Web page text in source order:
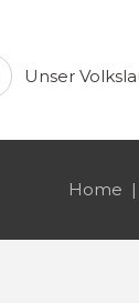
Unser
Home